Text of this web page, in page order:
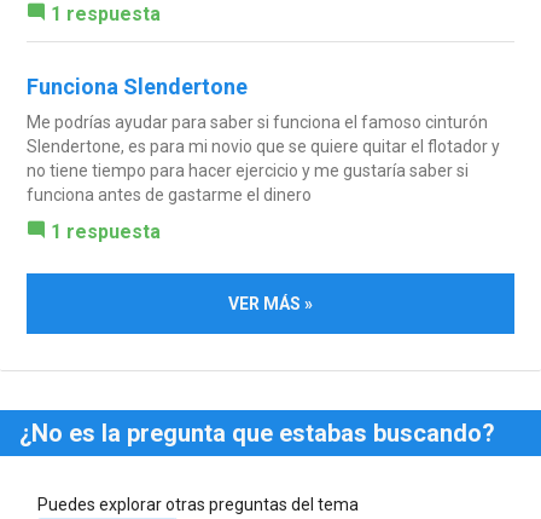
1 respuesta
Funciona Slendertone
Me podrías ayudar para saber si funciona el famoso cinturón
Slendertone, es para mi novio que se quiere quitar el flotador y
no tiene tiempo para hacer ejercicio y me gustaría saber si
funciona antes de gastarme el dinero
1 respuesta
VER MÁS »
¿No es la pregunta que estabas buscando?
Puedes explorar otras preguntas del tema